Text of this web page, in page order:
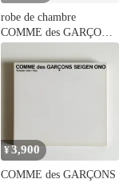
robe de chambre
COMME des GARÇONS
変形スカート
¥3,900
COMME des GARÇONS